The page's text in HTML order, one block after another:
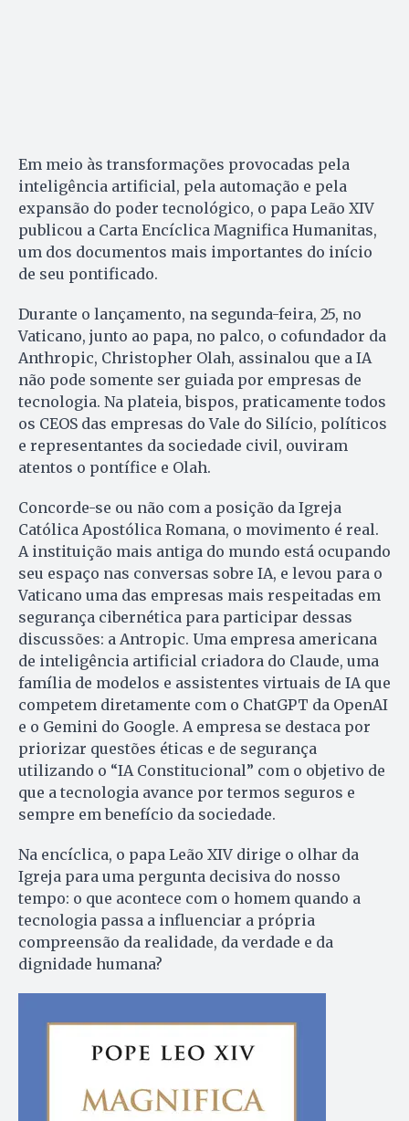
Em meio às transformações provocadas pela
inteligência artificial, pela automação e pela
expansão do poder tecnológico, o papa Leão XIV
publicou a Carta Encíclica Magnifica Humanitas,
um dos documentos mais importantes do início
de seu pontificado.
Durante o lançamento, na segunda-feira, 25, no
Vaticano, junto ao papa, no palco, o cofundador da
Anthropic, Christopher Olah, assinalou que a IA
não pode somente ser guiada por empresas de
tecnologia. Na plateia, bispos, praticamente todos
os CEOS das empresas do Vale do Silício, políticos
e representantes da sociedade civil, ouviram
atentos o pontífice e Olah.
Concorde-se ou não com a posição da Igreja
Católica Apostólica Romana, o movimento é real.
A instituição mais antiga do mundo está ocupando
seu espaço nas conversas sobre IA, e levou para o
Vaticano uma das empresas mais respeitadas em
segurança cibernética para participar dessas
discussões: a Antropic. Uma empresa americana
de inteligência artificial criadora do Claude, uma
família de modelos e assistentes virtuais de IA que
competem diretamente com o ChatGPT da OpenAI
e o Gemini do Google. A empresa se destaca por
priorizar questões éticas e de segurança
utilizando o “IA Constitucional” com o objetivo de
que a tecnologia avance por termos seguros e
sempre em benefício da sociedade.
Na encíclica, o papa Leão XIV dirige o olhar da
Igreja para uma pergunta decisiva do nosso
tempo: o que acontece com o homem quando a
tecnologia passa a influenciar a própria
compreensão da realidade, da verdade e da
dignidade humana?